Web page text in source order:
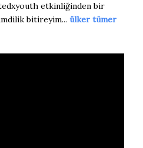
tedxyouth etkinliğinden bir
bitireyim... ülker tümer